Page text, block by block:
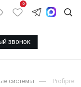
0
звонок
системы Profipress